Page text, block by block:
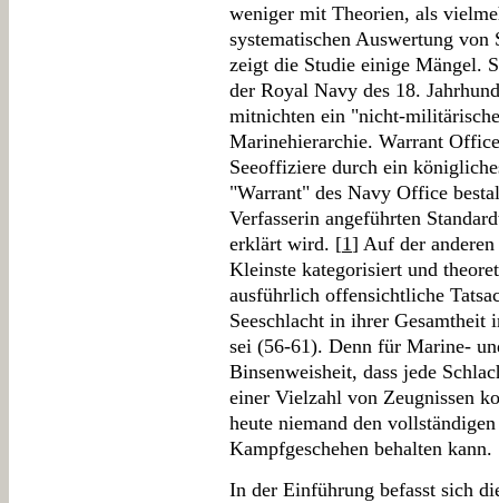
weniger mit Theorien, als
systematischen Auswertung
zeigt die Studie einige Mängel.
der Royal Navy des 18.
mitnichten ein "nicht-
Marinehierarchie. Warrant
Seeoffiziere durch ein
"Warrant" des Navy Office
Verfasserin angeführten
erklärt wird. [1] Auf der
Kleinste kategorisiert und
ausführlich offensichtliche
Seeschlacht in ihrer Gesamtheit
sei (56-61). Denn für Marine-
Binsenweisheit, dass jede
einer Vielzahl von Zeugnissen
heute niemand den
Kampfgeschehen behalten kann.
In der Einführung befasst sich